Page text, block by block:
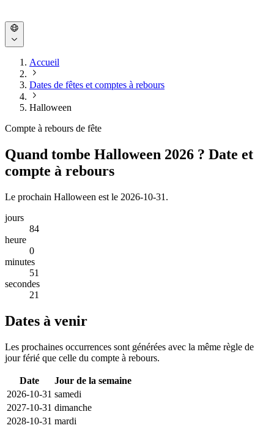
Accueil
Dates de fêtes et comptes à rebours
Halloween
Compte à rebours de fête
Quand tombe Halloween 2026 ? Date et
compte à rebours
Le prochain Halloween est le 2026-10-31.
jours
84
heure
0
minutes
51
secondes
21
Dates à venir
Les prochaines occurrences sont générées avec la même règle de
jour férié que celle du compte à rebours.
Date
Jour de la semaine
2026-10-31 samedi
2027-10-31 dimanche
2028-10-31 mardi